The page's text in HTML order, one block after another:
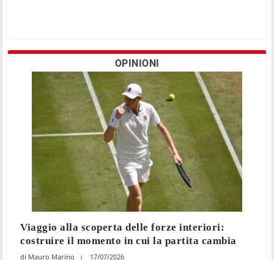
OPINIONI
Viaggio alla scoperta delle forze interiori:
costruire il momento in cui la partita cambia
Mauro Marino 17/07/2026